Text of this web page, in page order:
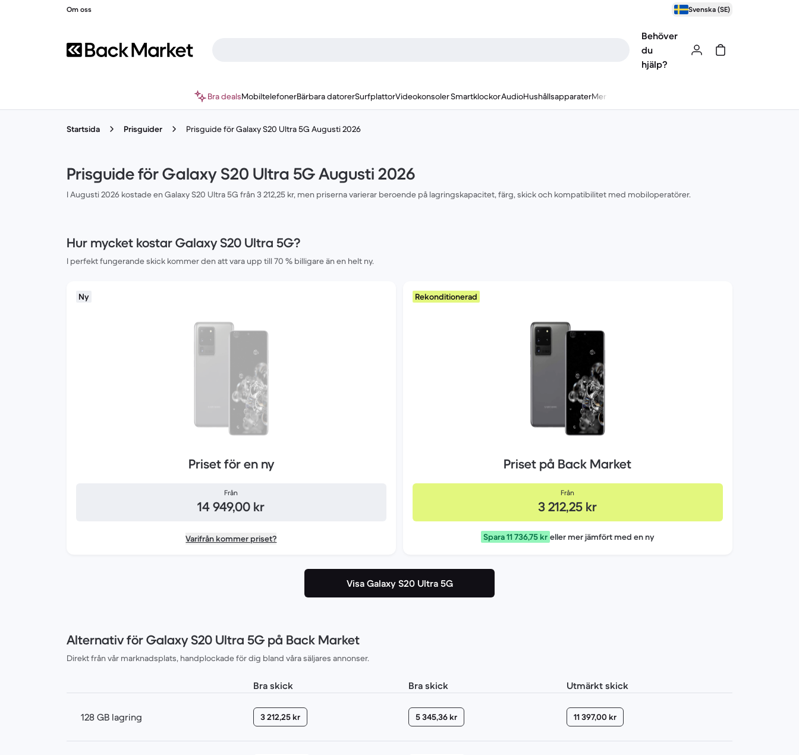
Om oss Svenska (SE)
Behöver
du
hjälp?
Bra dealsMobiltelefonerBärbara datorerSurfplattorVideokonsolerSmartklockorAudioHushållsapparaterMer
Startsida Prisguider Prisguide för Galaxy S20 Ultra 5G Augusti 2026
Prisguide för Galaxy S20 Ultra 5G Augusti 2026
I Augusti 2026 kostade en Galaxy S20 Ultra 5G från 3 212,25 kr, men priserna varierar beroende på lagringskapacitet, färg, skick och kompatibilitet med mobiloperatörer.
Hur mycket kostar Galaxy S20 Ultra 5G?
I perfekt fungerande skick kommer den att vara upp till 70 % billigare än en helt ny.
Ny
Priset för en ny
Från
14 949,00 kr
Varifrån kommer priset?
Rekonditionerad
Priset på Back Market
Från
3 212,25 kr
Spara 11 736,75 kr eller mer jämfört med en ny
Visa Galaxy S20 Ultra 5G
Alternativ för Galaxy S20 Ultra 5G på Back Market
Direkt från vår marknadsplats, handplockade för dig bland våra säljares annonser.
Bra skick Bra skick Utmärkt skick
128 GB lagring 3 212,25 kr 5 345,36 kr 11 397,00 kr